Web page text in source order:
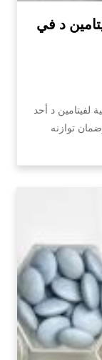
د في
لفيتامين د أحد
توازنه